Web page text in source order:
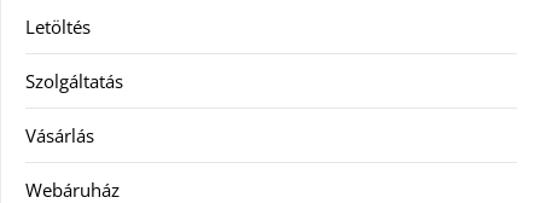
Letöltés
Szolgáltatás
Vásárlás
Webáruház